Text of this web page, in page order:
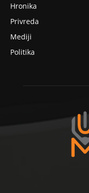
Hronika
Privreda
Mediji
Politika